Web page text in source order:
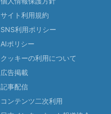
サイト利用規約
SNS利用ポリシー
AIポリシー
クッキーの利用について
広告掲載
記事配信
コンテンツ二次利用